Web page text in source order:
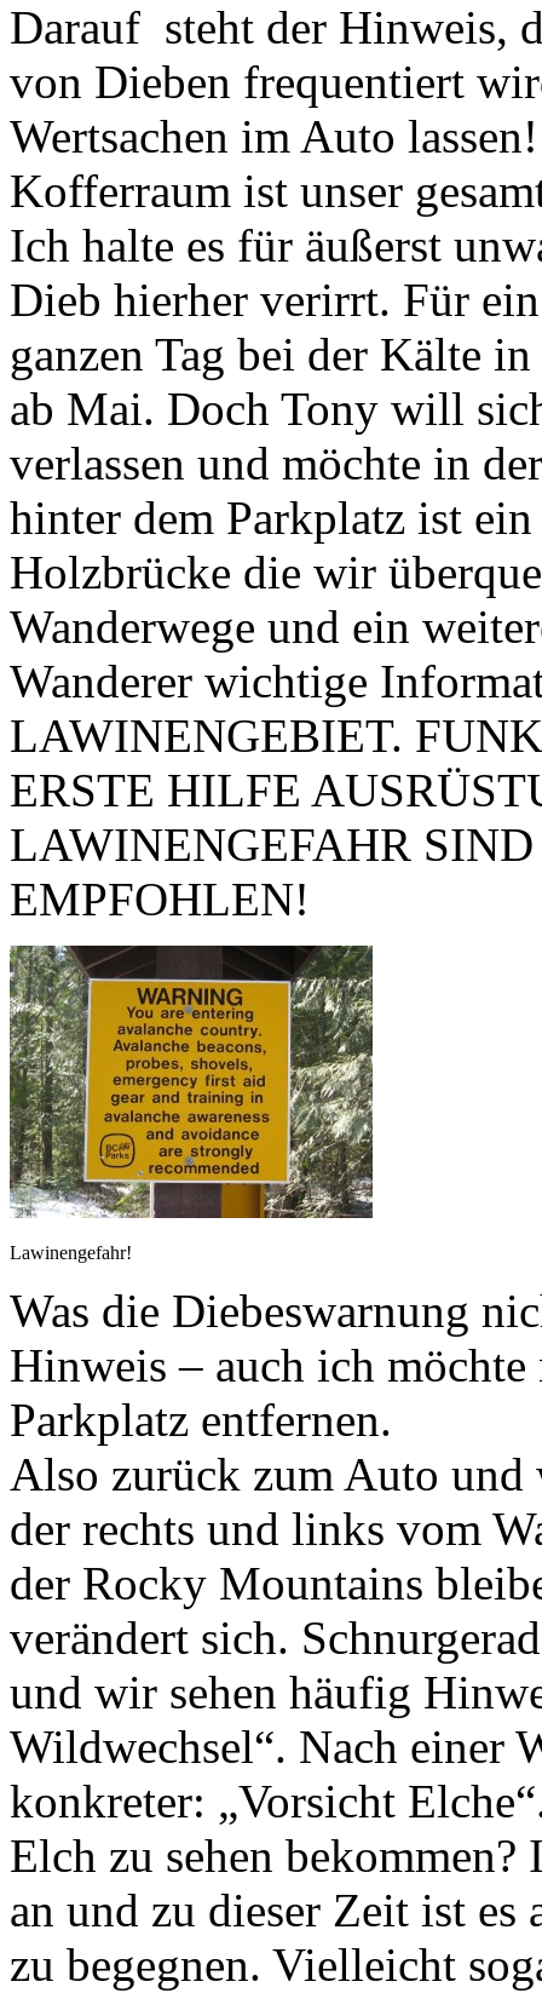
Darauf steht der Hinweis,
von Dieben frequentiert
Wertsachen im Auto
Kofferraum ist unser
Ich halte es für äußerst
Dieb hierher verirrt. Für
ganzen Tag bei der Kälte
ab Mai. Doch Tony will
verlassen und möchte in
hinter dem Parkplatz ist
Holzbrücke die wir
Wanderwege und ein
Wanderer wichtige
LAWINENGEBIET.
ERSTE HILFE
LAWINENGEFAHR
EMPFOHLEN!
Lawinengefahr!
Was die Diebeswarnung
Hinweis – auch ich
Parkplatz entfernen.
Also zurück zum Auto und
der rechts und links vom
der Rocky Mountains
verändert sich.
und wir sehen häufig
Wildwechsel“. Nach einer
konkreter: „Vorsicht
Elch zu sehen
an und zu dieser Zeit ist
zu begegnen. Vielleicht